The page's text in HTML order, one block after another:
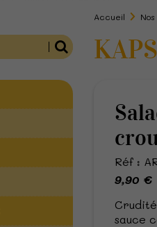
Accueil
Réf :
9,90 €
sauce